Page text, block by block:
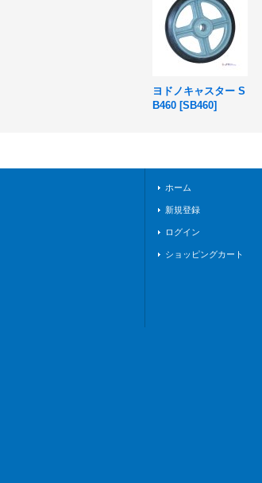
ヨドノキャスター S
B460 [SB460]
ホーム
新規登録
ログイン
ショッピングカート